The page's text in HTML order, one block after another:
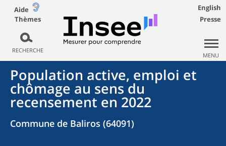
Aide
Thèmes
RECHERCHE
English
Presse
MENU
Population active, emploi et
chômage au sens du
recensement en 2022
Commune de Baliros (64091)